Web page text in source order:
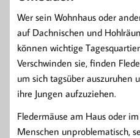
Wer sein Wohnhaus oder
auf Dachnischen und
können wichtige
Verschwinden sie, finden
um sich tagsüber auszuruhen
ihre Jungen aufzuziehen.
Fledermäuse am Haus oder
Menschen unproblematisch,